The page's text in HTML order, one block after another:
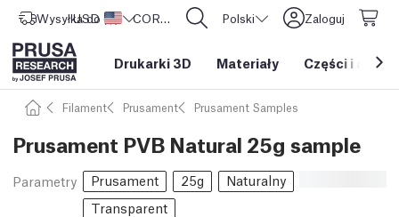
Wysyłka do Stany Zjednoczone
USD ($) CORE One L: Już w sprzedaży! Polski Zaloguj
Drukarki 3D Materiały Części i
Filament Prusament Prusament Samples
Prusament PVB Natural 25g sample
Parametry Prusament 25g
Naturalny
Transparent